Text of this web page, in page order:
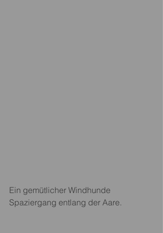
Ein gemütlicher Windhunde
Spaziergang entlang der Aare.